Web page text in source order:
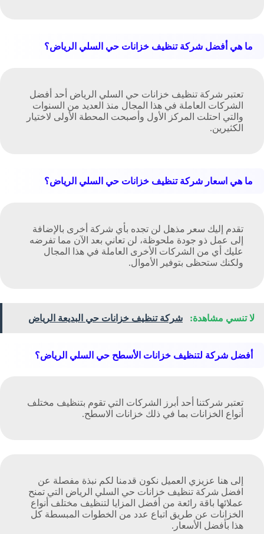
ما هي أفضل شركة تنظيف خزانات حي السلي الرياض؟
تعتبر شركة تنظيف خزانات حي السلي الرياض أحد أفضل
الشركات العاملة في هذا المجال منذ العديد من السنوات
والتي احتلت المركز الأول وأصبحت المحطة الأولى لاختيار
الكثيرين.
ما هي اسعار شركة تنظيف خزانات حي السلي الرياض؟
تقدم إليك سعر مذهل لن تجده بأي شركة أخرى بالإضافة
إلى عمل ذو جودة ملحوظة، لن تعاني بعد الآن مما تفرضه
عليك أي من الشركات الأخرى العاملة في هذا المجال
ولكنك ستحظى بتوفير الأموال.
لا تنسي مشاهدة: شركة تنظيف خزانات حي البديعة الرياض
أفضل شركة لتنظيف خزانات الأسطح حي السلي الرياض؟
تعتبر شركتنا أحد أبرز الشركات التي تقوم بتنظيف مختلف
أنواع الخزانات بما في ذلك خزانات الاسطح.
إلى هنا عزيزي العميل نكون قدمنا لكم نبذة مفصلة عن
افضل شركة تنظيف خزانات حي السلي الرياض التي تمنح
عملائها باقة رائعة من أفضل المزايا لتنظيف مختلف أنواع
الخزانات عن طريق اتباع عدد من الخطوات المبسطة كل
هذا بأفضل الأسعار.